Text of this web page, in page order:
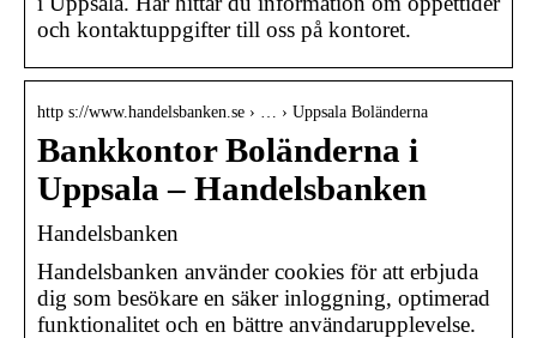
och kontaktuppgifter till oss på kontoret.
http s://www.handelsbanken.se › … › Uppsala Boländerna
Bankkontor Boländerna i
Uppsala – Handelsbanken
Handelsbanken
Handelsbanken använder cookies för att erbjuda
dig som besökare en säker inloggning, optimerad
funktionalitet och en bättre användarupplevelse.